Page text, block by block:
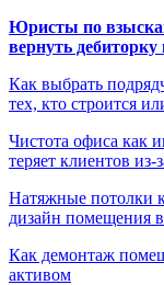
Юристы по
вернуть
Как выбрать
тех, кто строится
Чистота офиса как
теряет клиентов из-
Натяжные потолки
дизайн помещения
Как демонтаж
активом